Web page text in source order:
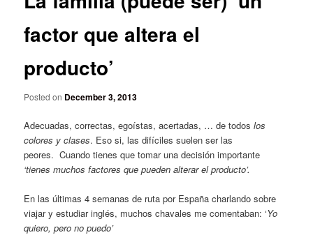
factor que altera el
producto’
Posted on December 3, 2013
Adecuadas, correctas, egoístas, acertadas, … de todoslos
colores y clases. Eso si, las difíciles suelen ser las
peores. Cuando tienes que tomar una decisión importante
‘tienes muchos factores que pueden alterar el producto’.
En las últimas 4 semanas de ruta por España charlando sobre
viajar y estudiar inglés, muchos chavales me comentaban: ‘Yo
quiero, pero no puedo’